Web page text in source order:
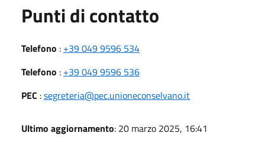
Punti di contatto
Telefono : +39 049 9596 534
Telefono : +39 049 9596 536
PEC :segreteria@pec.unioneconselvano.it
Ultimo aggiornamento: 20 marzo 2025, 16:41